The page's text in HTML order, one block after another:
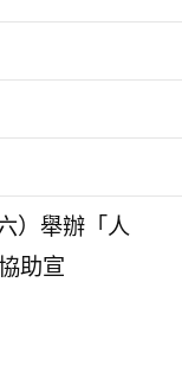
）舉辦「人
助宣